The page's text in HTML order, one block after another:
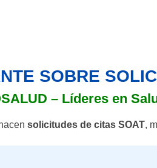
SOBRE
– Líderes en
solicitudes de citas SOAT,